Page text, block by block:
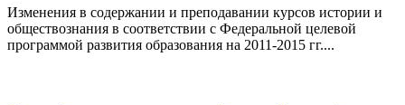
Изменения в содержании и преподавании курсов истории и
обществознания в соответствии с Федеральной целевой
программой развития образования на 2011-2015 гг....